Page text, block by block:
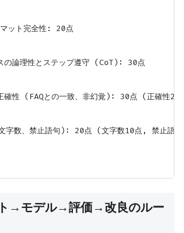
ット完全性: 20点
論理性とステップ遵守 (CoT): 30点
確性 (FAQとの一致、非幻覚): 30点 (正確性
数、禁止語句): 20点 (文字数10点, 禁止語
→モデル→評価→改良のルー